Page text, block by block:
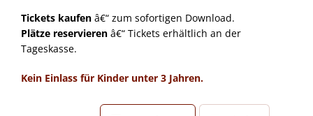
0,00 €
bis
Tickets kaufen â€“ zum sofortigen Download.
Plätze reservieren â€“ Tickets erhältlich an der
Tageskasse.
Kein Einlass für Kinder unter 3 Jahren.